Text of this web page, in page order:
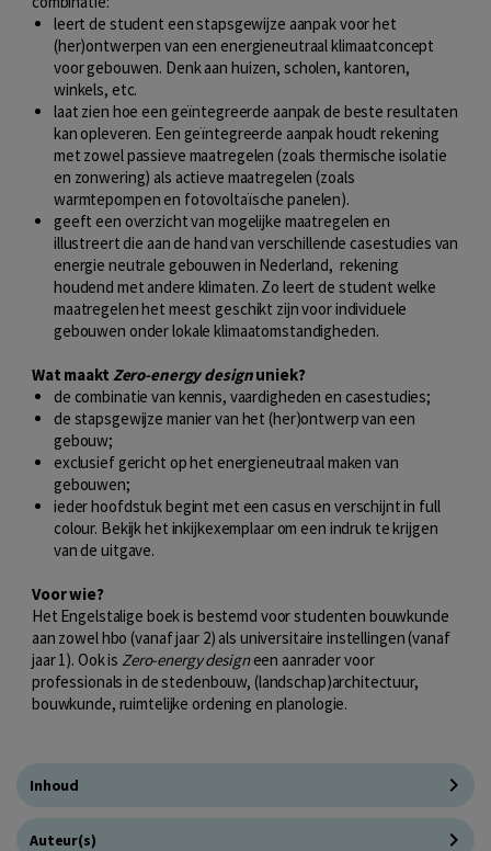
leert de student een stapsgewijze aanpak voor het
(her)ontwerpen van een energieneutraal klimaatconcept
voor gebouwen. Denk aan huizen, scholen, kantoren,
winkels, etc.
laat zien hoe een geïntegreerde aanpak de beste resultaten
kan opleveren. Een geïntegreerde aanpak houdt rekening
met zowel passieve maatregelen (zoals thermische isolatie
en zonwering) als actieve maatregelen (zoals
warmtepompen en fotovoltaïsche panelen).
geeft een overzicht van mogelijke maatregelen en
illustreert die aan de hand van verschillende casestudies van
energie neutrale gebouwen in Nederland, rekening
houdend met andere klimaten. Zo leert de student welke
maatregelen het meest geschikt zijn voor individuele
gebouwen onder lokale klimaatomstandigheden.
Wat maakt Zero-energy designuniek?
de combinatie van kennis, vaardigheden en casestudies;
de stapsgewijze manier van het (her)ontwerp van een
gebouw;
exclusief gericht op het energieneutraal maken van
gebouwen;
ieder hoofdstuk begint met een casus en verschijnt in full
colour. Bekijk het inkijkexemplaar om een indruk te krijgen
van de uitgave.
Voor wie?
Het Engelstalige boek is bestemd voor studenten bouwkunde
aan zowel hbo (vanaf jaar 2) als universitaire instellingen (vanaf
jaar 1). Ook is Zero-energy designeen aanrader voor
professionals in de stedenbouw, (landschap)architectuur,
bouwkunde, ruimtelijke ordening en planologie.
Inhoud
Auteur(s)